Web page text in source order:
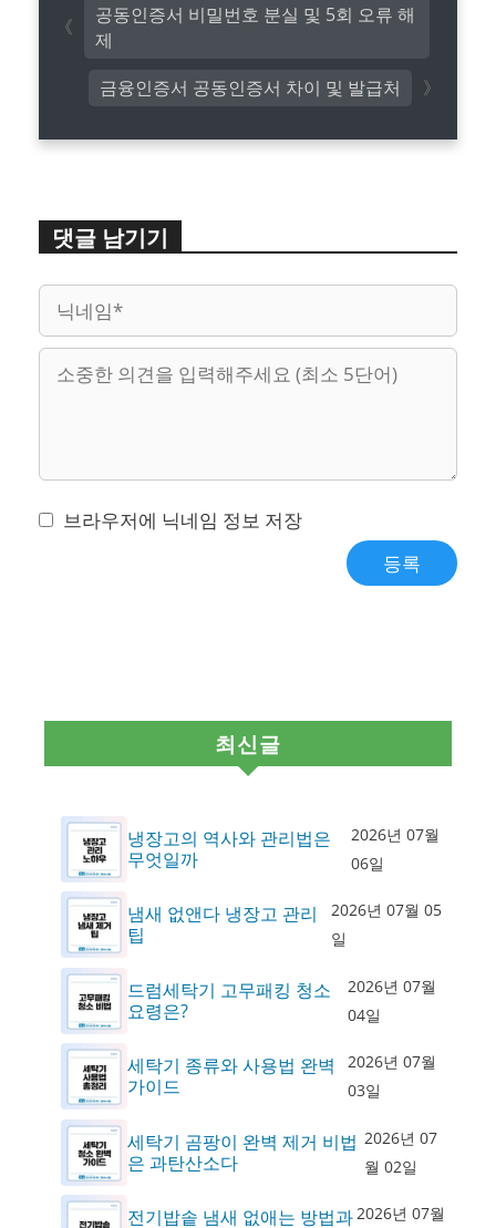
금융인증서 공동인증서 차이 및 발급처
공동인증서 비밀번호 분실 및 5회 오류 해
제
댓글 남기기
메
사
브라우저에 닉네임 정보 저장
최신글
냉장고의 역사와 관리법은
무엇일까
2026년 07월
06일
냄새 없앤다 냉장고 관리
팁
2026년 07월 05
일
드럼세탁기 고무패킹 청소
요령은?
2026년 07월
04일
세탁기 종류와 사용법 완벽
가이드
2026년 07월
03일
세탁기 곰팡이 완벽 제거 비법
은 과탄산소다
2026년 07
월 02일
전기밥솥 냄새 없애는 방법과2026년 07월